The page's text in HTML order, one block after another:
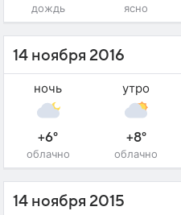
дождь ясно
14 ноября 2016
ночь
+6°
облачно
утро
+8°
облачно
14 ноября 2015